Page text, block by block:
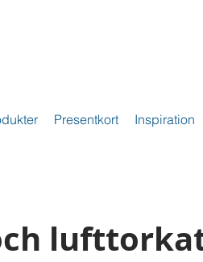
Presentkort Inspiration